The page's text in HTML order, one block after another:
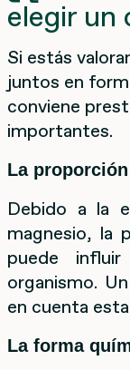
elegir un
Si estás
juntos en
conviene
importantes.
La
Debido a la
magnesio, la
puede
organismo.
en cuenta
La forma